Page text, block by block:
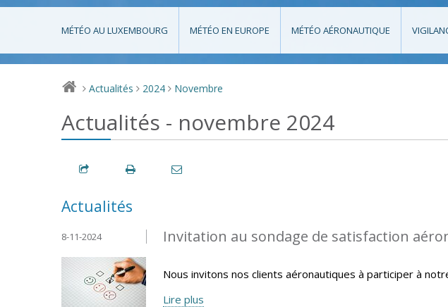
MÉTÉO AU LUXEMBOURG MÉTÉO EN EUROPE MÉTÉO AÉRONAUTIQUE
> Actualités > 2024 > Novembre
Actualités - novembre 2024
Actualités
Invitation au sondage de satisfaction
8-11-2024
Nous invitons nos clients aéronautiques à participer à
Lire plus